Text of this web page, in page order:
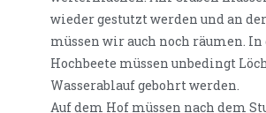
wieder gestutzt werden und an
müssen wir auch noch räumen. In
Hochbeete müssen unbedingt
Wasserablauf gebohrt werden.
Auf dem Hof müssen nach dem